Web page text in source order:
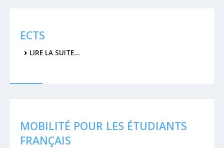
ECTS
LIRE LA SUITE…
MOBILITÉ POUR LES ÉTUDIANTS
FRANÇAIS